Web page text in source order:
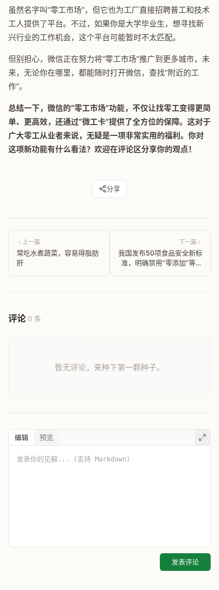
虽然名字叫“零工市场”，但它也为工厂直接招聘普工和技术
工人提供了平台。不过，如果你是大学毕业生，想寻找新
兴行业的工作机会，这个平台可能暂时不太匹配。
但别担心，微信正在努力将“零工市场”推广到更多城市，未
来，无论你在哪里，都能随时打开微信，查找“附近的工
作”。
总结一下，微信的“零工市场”功能，不仅让找零工变得更简
单、更高效，还通过“微工卡”提供了全方位的保障。这对于
广大零工从业者来说，无疑是一项非常实用的福利。你对
这项新功能有什么看法？欢迎在评论区分享你的观点！
分享
上一篇
常吃水煮蔬菜，容易得脂肪
肝
下一篇
我国发布50项食品安全新标
准，明确禁用“零添加”等宣
评论 0 条
暂无评论，来种下第一颗种子。
编辑 预览
发表评论